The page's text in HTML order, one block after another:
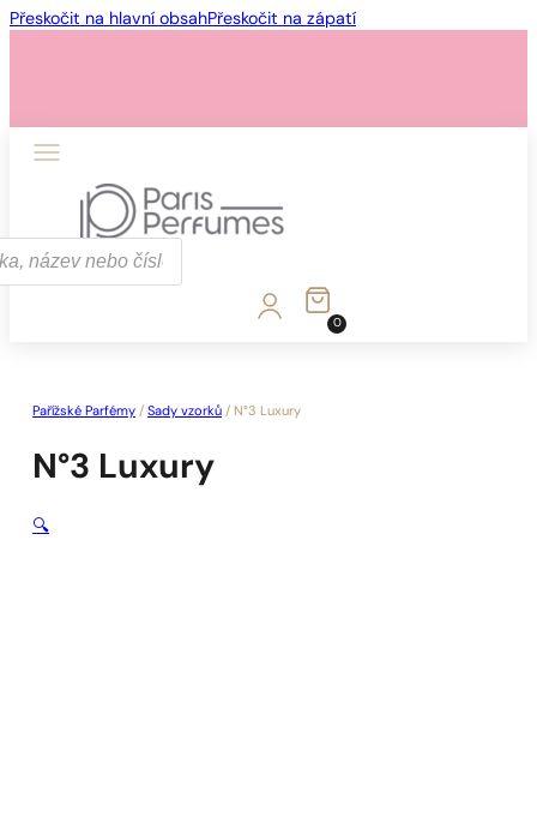
Přeskočit na hlavní obsahPřeskočit na zápatí
0
🔍
Pařížské Parfémy /Sady vzorků / N°3 Luxury
N°3 Luxury